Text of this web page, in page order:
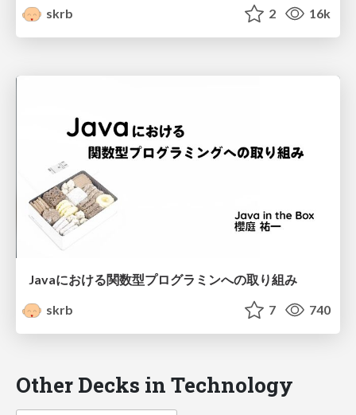
skrb
2 16k
Javaにおける関数型プログラミンへの取り組み
skrb
7 740
Other Decks in Technology